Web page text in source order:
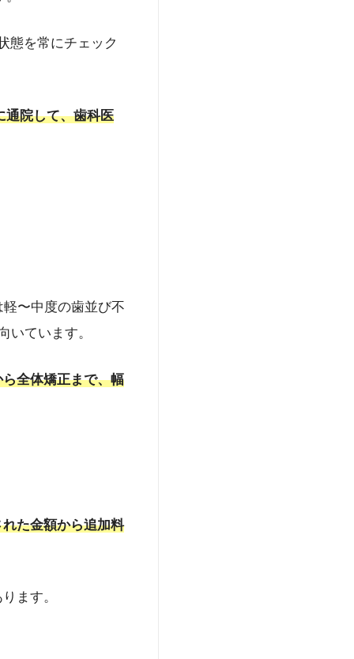
態を常にチェック
通院して、歯科医
〜中度の歯並び不
いています。
全体矯正まで、幅
た金額から追加料
ます。